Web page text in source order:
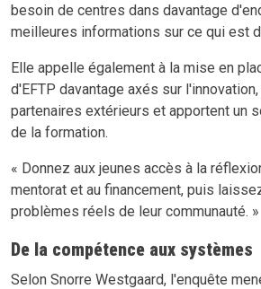
besoin de centres dans davantage
meilleures informations sur ce qui est
Elle appelle également à la mise en
d'EFTP davantage axés sur
partenaires extérieurs et apportent un
de la formation.
« Donnez aux jeunes accès à la
mentorat et au financement, puis
problèmes réels de leur communauté. »
De la compétence aux systèmes
Selon Snorre Westgaard, l'enquête